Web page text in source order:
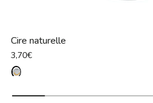
Cire naturelle
3,70€